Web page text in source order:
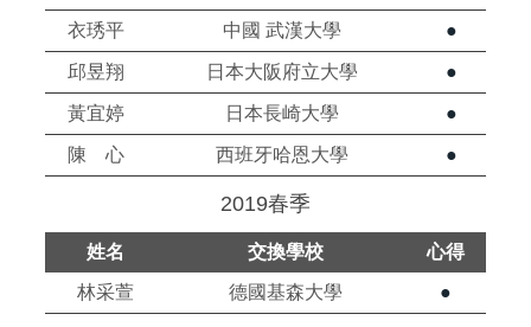
衣琇平 中國 武漢大學 ●
邱昱翔 日本大阪府立大學 ●
黃宜婷 日本長崎大學 ●
陳 心 西班牙哈恩大學 ●
2019春季
姓名 交換學校
心得
林采萱
德國基森大學 ●